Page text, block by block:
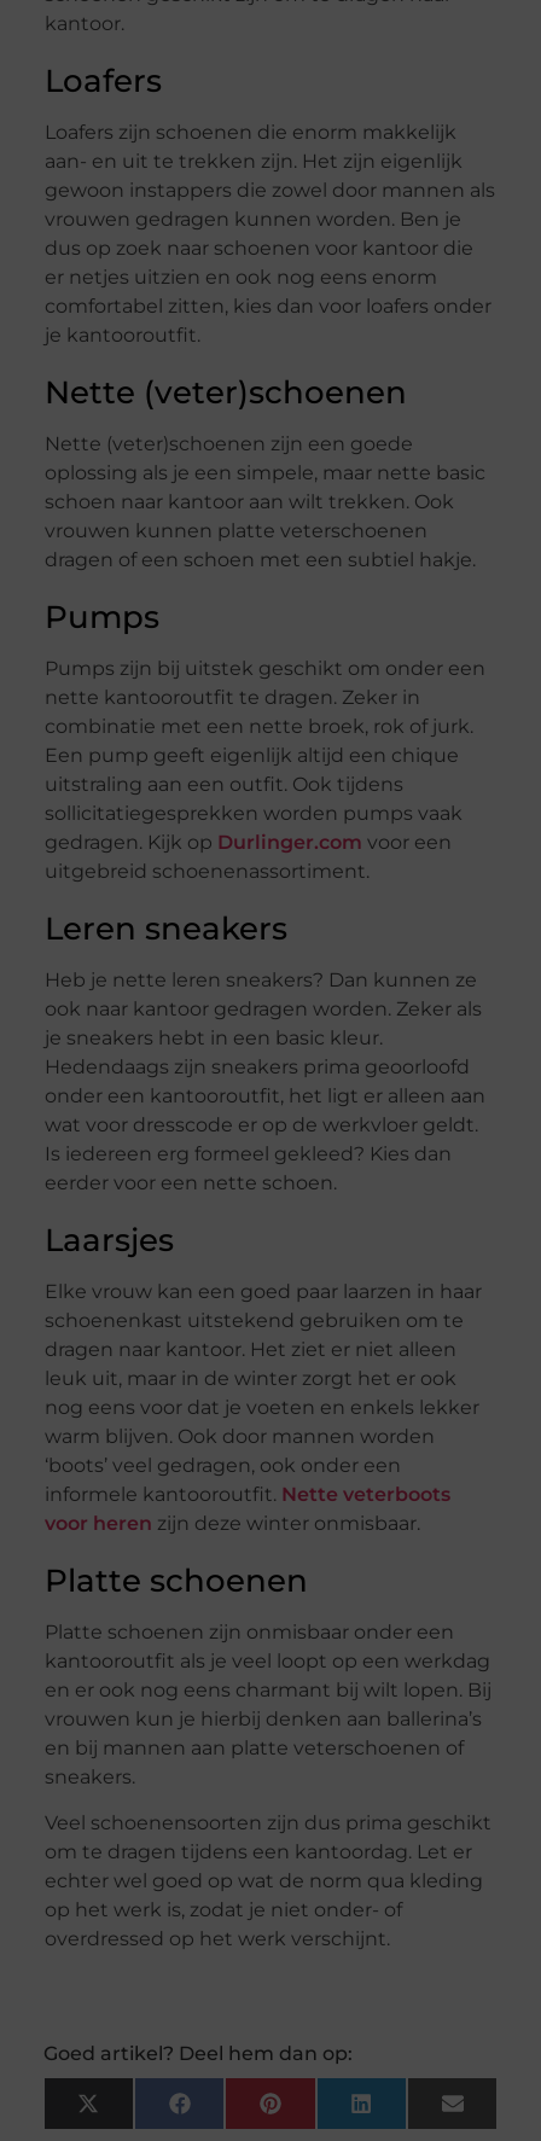
kantoor.
Loafers
Loafers zijn schoenen die enorm makkelijk
aan- en uit te trekken zijn. Het zijn eigenlijk
gewoon instappers die zowel door mannen als
vrouwen gedragen kunnen worden. Ben je
dus op zoek naar schoenen voor kantoor die
er netjes uitzien en ook nog eens enorm
comfortabel zitten, kies dan voor loafers onder
je kantooroutfit.
Nette (veter)schoenen
Nette (veter)schoenen zijn een goede
oplossing als je een simpele, maar nette basic
schoen naar kantoor aan wilt trekken. Ook
vrouwen kunnen platte veterschoenen
dragen of een schoen met een subtiel hakje.
Pumps
Pumps zijn bij uitstek geschikt om onder een
nette kantooroutfit te dragen. Zeker in
combinatie met een nette broek, rok of jurk.
Een pump geeft eigenlijk altijd een chique
uitstraling aan een outfit. Ook tijdens
sollicitatiegesprekken worden pumps vaak
gedragen. Kijk op Durlinger.com voor een
uitgebreid schoenenassortiment.
Leren sneakers
Heb je nette leren sneakers? Dan kunnen ze
ook naar kantoor gedragen worden. Zeker als
je sneakers hebt in een basic kleur.
Hedendaags zijn sneakers prima geoorloofd
onder een kantooroutfit, het ligt er alleen aan
wat voor dresscode er op de werkvloer geldt.
Is iedereen erg formeel gekleed? Kies dan
eerder voor een nette schoen.
Laarsjes
Elke vrouw kan een goed paar laarzen in haar
schoenenkast uitstekend gebruiken om te
dragen naar kantoor. Het ziet er niet alleen
leuk uit, maar in de winter zorgt het er ook
nog eens voor dat je voeten en enkels lekker
warm blijven. Ook door mannen worden
‘boots’ veel gedragen, ook onder een
informele kantooroutfit. Nette veterboots
voor heren zijn deze winter onmisbaar.
Platte schoenen
Platte schoenen zijn onmisbaar onder een
kantooroutfit als je veel loopt op een werkdag
en er ook nog eens charmant bij wilt lopen. Bij
vrouwen kun je hierbij denken aan ballerina’s
en bij mannen aan platte veterschoenen of
sneakers.
Veel schoenensoorten zijn dus prima geschikt
om te dragen tijdens een kantoordag. Let er
echter wel goed op wat de norm qua kleding
op het werk is, zodat je niet onder- of
overdressed op het werk verschijnt.
Goed artikel? Deel hem dan op:
X
(Twitter)
FacebookPinterestLinkedInEmail